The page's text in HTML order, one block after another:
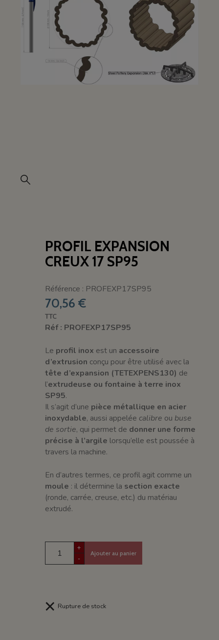
PROFIL EXPANSION
CREUX 17 SP95
Référence : PROFEXP17SP95
70,56 €
TTC
Réf : PROFEXP17SP95
Le profil inox est un accessoire
d’extrusion conçu pour être utilisé avec la
tête d’expansion (TETEXPENS130) de
l’extrudeuse ou fontaine à terre inox
SP95.
Il s’agit d’une pièce métallique en acier
inoxydable, aussi appelée calibre ou buse
de sortie, qui permet de donner une forme
précise à l’argile lorsqu’elle est poussée à
travers la machine.
En d’autres termes, ce profil agit comme un
moule : il détermine la section exacte
(ronde, carrée, creuse, etc.) du matériau
extrudé.
+
-
Ajouter au panier
Rupture de stock